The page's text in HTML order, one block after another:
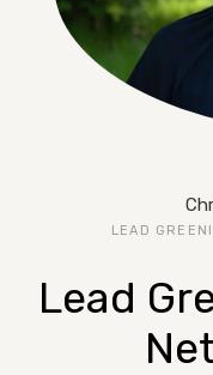
LEAD
Lead